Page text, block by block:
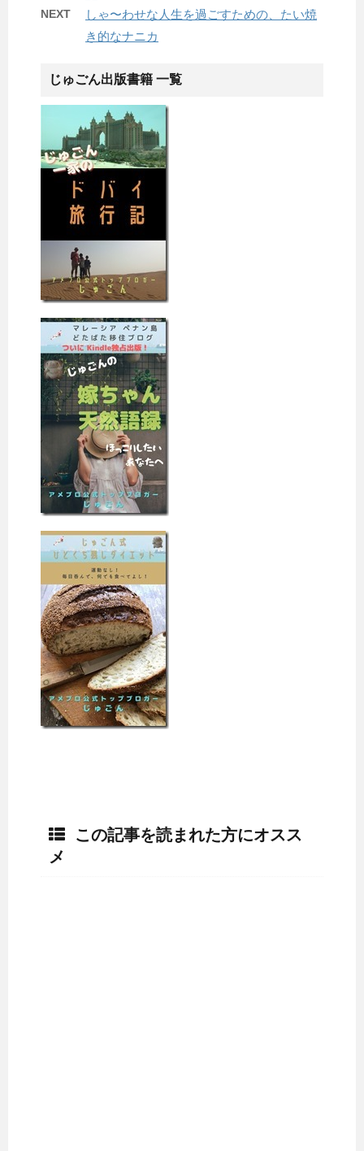
NEXT
しゃ〜わせな人生を過ごすための、たい焼
き的なナニカ
じゅごん出版書籍 一覧
この記事を読まれた方にオスス
メ